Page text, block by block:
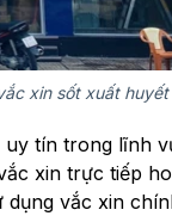
xin sốt xuất
tín trong lĩnh
xin trực tiếp
vắc xin